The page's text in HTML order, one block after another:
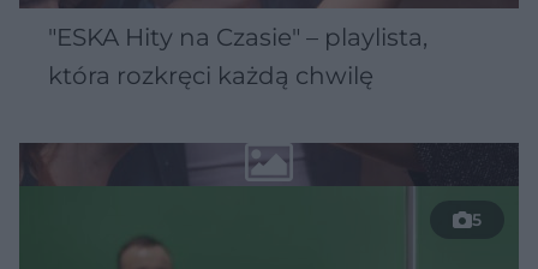
"ESKA Hity na Czasie" – playlista,
która rozkręci każdą chwilę
5